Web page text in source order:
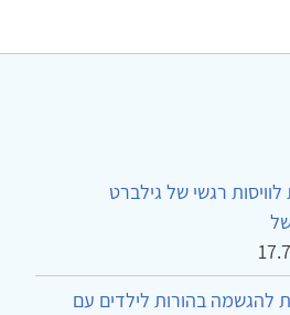
רגשי של גילברט
להגשמה בהורות לילדים עם